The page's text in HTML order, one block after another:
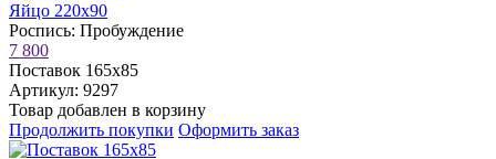
Яйцо 220х90
Роспись: Пробуждение
7 800
Поставок 165х85
Артикул: 9297
Товар добавлен в корзину
Продолжить покупки Оформить заказ